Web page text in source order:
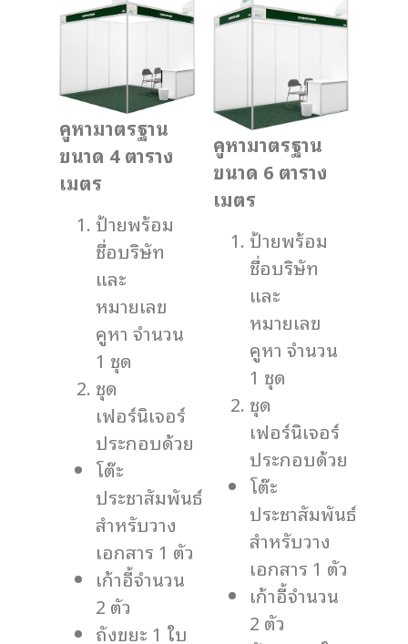
คูหามาตรฐาน
ขนาด 4 ตาราง
เมตร
ป้ายพร้อม
ชื่อบริษัท
และ
หมายเลข
คูหา จำนวน
1 ชุด
ชุด
เฟอร์นิเจอร์
ประกอบด้วย
โต๊ะ
ประชาสัมพันธ์
สำหรับวาง
เอกสาร 1 ตัว
เก้าอี้จำนวน
2 ตัว
ถังขยะ 1 ใบ
คูหามาตรฐาน
ขนาด 6 ตาราง
เมตร
ป้ายพร้อม
ชื่อบริษัท
และ
หมายเลข
คูหา จำนวน
1 ชุด
ชุด
เฟอร์นิเจอร์
ประกอบด้วย
โต๊ะ
ประชาสัมพันธ์
สำหรับวาง
เอกสาร 1 ตัว
เก้าอี้จำนวน
2 ตัว